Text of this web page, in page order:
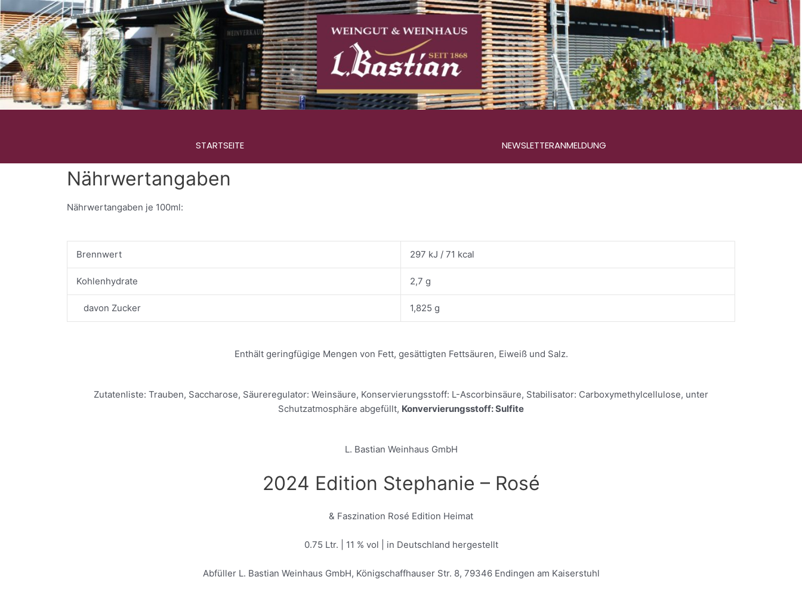
Zum
Inhalt
springen
STARTSEITE NEWSLETTERANMELDUNG
Nährwertangaben
Nährwertangaben je 100ml:
Brennwert 297 kJ / 71 kcal
Kohlenhydrate 2,7 g
davon Zucker 1,825 g
Enthält geringfügige Mengen von Fett, gesättigten Fettsäuren, Eiweiß und Salz.
Zutatenliste: Trauben, Saccharose, Säureregulator: Weinsäure, Konservierungsstoff: L-Ascorbinsäure, Stabilisator: Carboxymethylcellulose, unter
Schutzatmosphäre abgefüllt, Konvervierungsstoff: Sulfite
L. Bastian Weinhaus GmbH
2024 Edition Stephanie – Rosé
& Faszination Rosé Edition Heimat
0.75 Ltr. | 11 % vol | in Deutschland hergestellt
Abfüller L. Bastian Weinhaus GmbH, Königschaffhauser Str. 8, 79346 Endingen am Kaiserstuhl